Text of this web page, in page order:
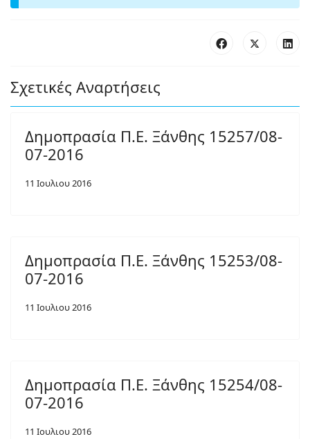
Σχετικές Αναρτήσεις
Δημοπρασία Π.Ε. Ξάνθης 15257/08-
07-2016
11 Ιουλιου 2016
Δημοπρασία Π.Ε. Ξάνθης 15253/08-
07-2016
11 Ιουλιου 2016
Δημοπρασία Π.Ε. Ξάνθης 15254/08-
07-2016
11 Ιουλιου 2016